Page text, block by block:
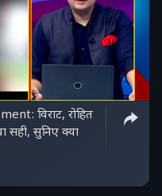
विराट, रोहित
सही, सुनिए क्या